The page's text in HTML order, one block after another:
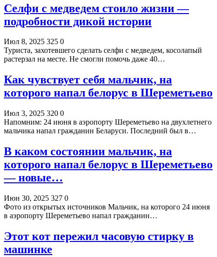
Селфи с медведем стоило жизни —
подробности дикой истории
Июл 8, 2025 325 0
Туриста, захотевшего сделать селфи с медведем, косолапый
растерзал на месте. Не смогли помочь даже 40…
Как чувствует себя мальчик, на
которого напал белорус в Шереметьево
Июл 3, 2025 320 0
Напомним: 24 июня в аэропорту Шереметьево на двухлетнего
мальчика напал гражданин Беларуси. Последний был в…
В каком состоянии мальчик, на
которого напал белорус в Шереметьево
— новые…
Июн 30, 2025 327 0
Фото из открытых источников Мальчик, на которого 24 июня
в аэропорту Шереметьево напал гражданин…
Этот кот пережил часовую стирку в
машинке